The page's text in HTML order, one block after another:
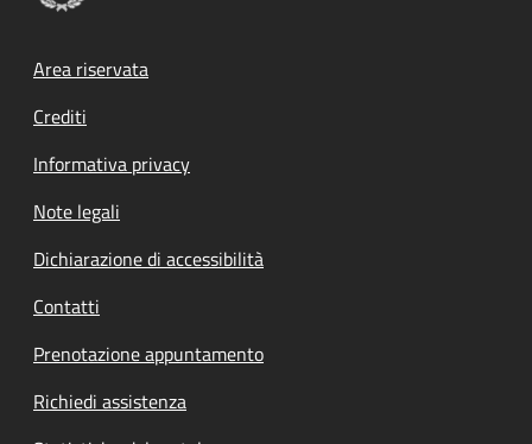
Footer menu
Area riservata
Crediti
Informativa privacy
Note legali
Dichiarazione di accessibilità
Contatti
Prenotazione appuntamento
Richiedi assistenza